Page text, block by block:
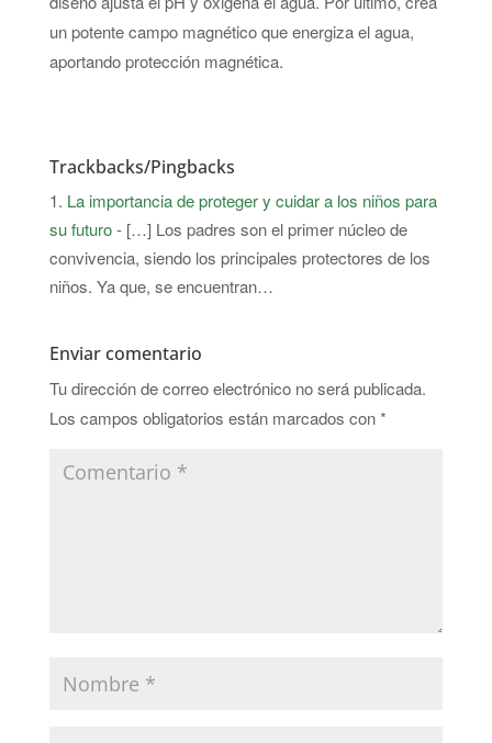
un potente campo magnético que energiza el agua,
aportando protección magnética.
Trackbacks/Pingbacks
La importancia de proteger y cuidar a los niños para
su futuro- […] Los padres son el primer núcleo de
convivencia, siendo los principales protectores de los
niños. Ya que, se encuentran…
Enviar comentario
Tu dirección de correo electrónico no será publicada.
Los campos obligatorios están marcados con*